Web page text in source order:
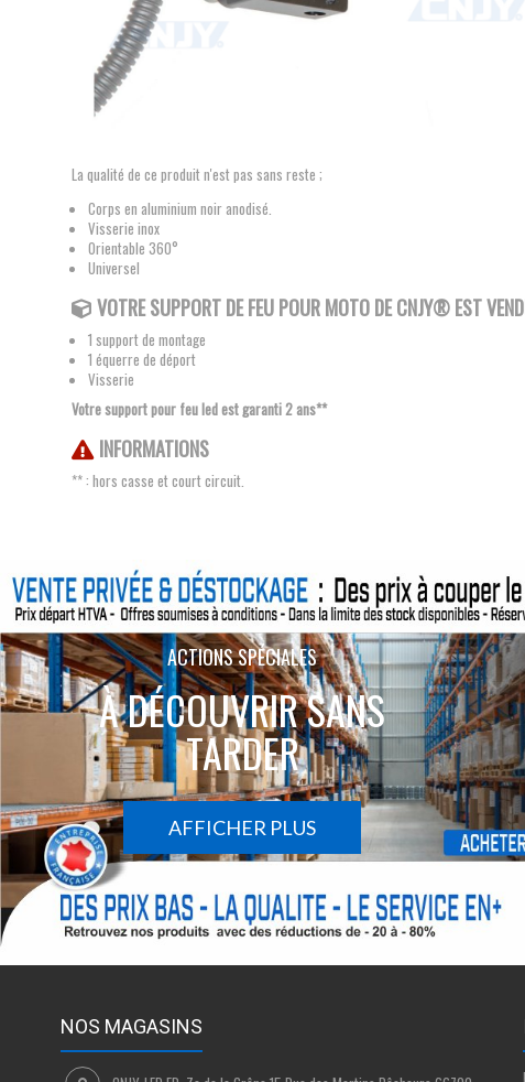
La qualité de ce produit n'est pas sans reste ;
Corps en aluminium noir anodisé.
Visserie inox
Orientable 360°
Universel
VOTRE SUPPORT DE FEU POUR MOTODE CNJY®EST
1 support de montage
1 équerre de déport
Visserie
Votre support pour feu led est garanti 2 ans**
INFORMATIONS
** : hors casse et court circuit.
ACTIONS SPÉCIALES
À DÉCOUVRIR SANS
TARDER
AFFICHER PLUS
NOS MAGASINS